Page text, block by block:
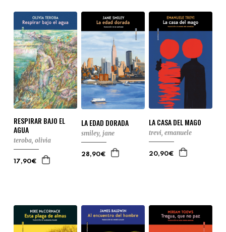
RESPIRAR BAJO EL
AGUA
teroba, olivia
17,90€
LA EDAD DORADA
smiley, jane
28,90€
LA CASA DEL MAGO
trevi, emanuele
20,90€